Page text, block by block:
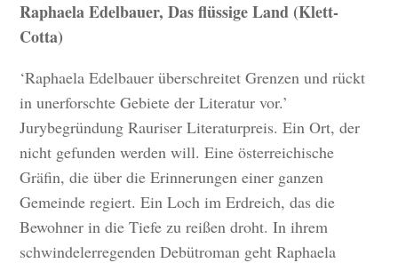
Raphaela Edelbauer, Das flüssige Land (Klett-
Cotta)
‘Raphaela Edelbauer überschreitet Grenzen und rückt
in unerforschte Gebiete der Literatur vor.’
Jurybegründung Rauriser Literaturpreis. Ein Ort, der
nicht gefunden werden will. Eine österreichische
Gräfin, die über die Erinnerungen einer ganzen
Gemeinde regiert. Ein Loch im Erdreich, das die
Bewohner in die Tiefe zu reißen droht. In ihrem
schwindelerregenden Debütroman geht Raphaela